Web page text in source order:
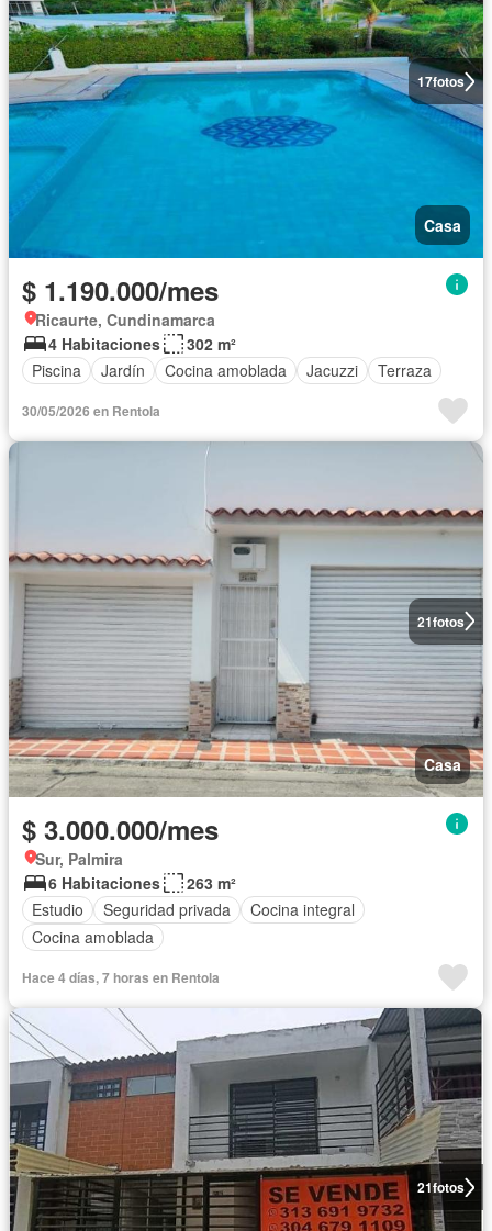
17fotos
Casa
$ 1.190.000/mes
Ricaurte, Cundinamarca
4 Habitaciones
302 m²
Piscina
Jardín Cocina amoblada Jacuzzi Terraza
30/05/2026 en Rentola
21fotos
Casa
$ 3.000.000/mes
Sur, Palmira
6 Habitaciones
263 m²
Estudio
Seguridad privada
Cocina integral
Cocina amoblada
Hace 4 días, 7 horas en Rentola
21fotos